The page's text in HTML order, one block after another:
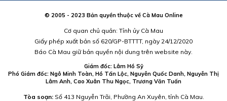
© 2005 - 2023 Bản quyền thuộc về Cà Mau Online
Cơ quan chủ quản: Tỉnh ủy Cà Mau
Giấy phép xuất bản số 620/GP-BTTTT, ngày 24/12/2020
Báo Cà Mau giữ bản quyền nội dung trên website này.
Giám đốc: Lâm Hồ Sỹ
Phó Giám đốc: Ngô Minh Toàn, Hồ Tấn Lộc, Nguyễn Quốc Danh, Nguyễn Thị
Lâm Anh, Cao Xuân Thu Ngọc, Trương Văn Tuấn
Tòa soạn:Số 413 Nguyễn Trãi, Phường An Xuyên, tỉnh Cà Mau.